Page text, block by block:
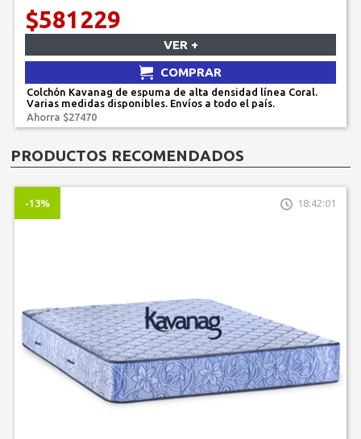
$581229
VER +
COMPRAR
Colchón Kavanag de espuma de alta densidad línea Coral.
Varias medidas disponibles. Envíos a todo el país.
Ahorra $27470
PRODUCTOS RECOMENDADOS
-13% 18:42:01